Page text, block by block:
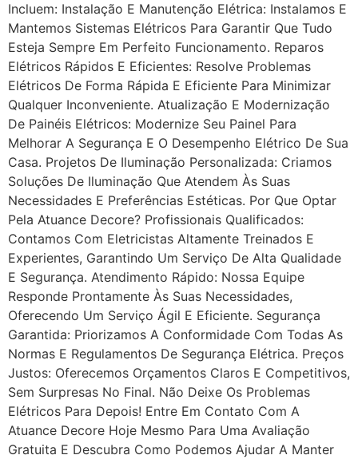
Incluem: Instalação E Manutenção Elétrica: Instalamos E
Mantemos Sistemas Elétricos Para Garantir Que Tudo
Esteja Sempre Em Perfeito Funcionamento. Reparos
Elétricos Rápidos E Eficientes: Resolve Problemas
Elétricos De Forma Rápida E Eficiente Para Minimizar
Qualquer Inconveniente. Atualização E Modernização
De Painéis Elétricos: Modernize Seu Painel Para
Melhorar A Segurança E O Desempenho Elétrico De Sua
Casa. Projetos De Iluminação Personalizada: Criamos
Soluções De Iluminação Que Atendem Às Suas
Necessidades E Preferências Estéticas. Por Que Optar
Pela Atuance Decore? Profissionais Qualificados:
Contamos Com Eletricistas Altamente Treinados E
Experientes, Garantindo Um Serviço De Alta Qualidade
E Segurança. Atendimento Rápido: Nossa Equipe
Responde Prontamente Às Suas Necessidades,
Oferecendo Um Serviço Ágil E Eficiente. Segurança
Garantida: Priorizamos A Conformidade Com Todas As
Normas E Regulamentos De Segurança Elétrica. Preços
Justos: Oferecemos Orçamentos Claros E Competitivos,
Sem Surpresas No Final. Não Deixe Os Problemas
Elétricos Para Depois! Entre Em Contato Com A
Atuance Decore Hoje Mesmo Para Uma Avaliação
Gratuita E Descubra Como Podemos Ajudar A Manter